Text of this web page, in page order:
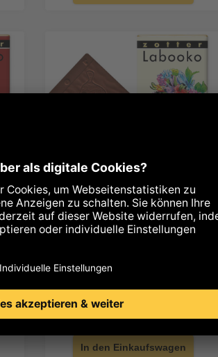
€
veganalkoholfrei
60% Ecuador
inkl. 10% MwSt.
Labooko (2 Tafeln à 35g /70g)
In den Einkaufswagen